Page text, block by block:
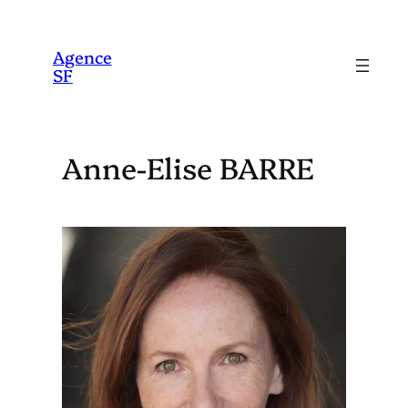
contenu
Agence
SF
Anne-Elise BARRE